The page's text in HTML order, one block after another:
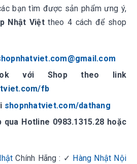
bạn tìm được sản phẩm ưng ý,
Nhật Việttheo 4 cách để shop
với Shop theo link
fb
shopnhatviet.com/dathang
qua Hotline 0983.1315.28 hoặc
Chính Hãng : ✓ Hàng Nhật Nội